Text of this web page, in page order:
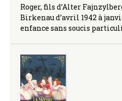
Roger, fils d’Alter
Birkenau d’avril 1942 à
enfance sans soucis